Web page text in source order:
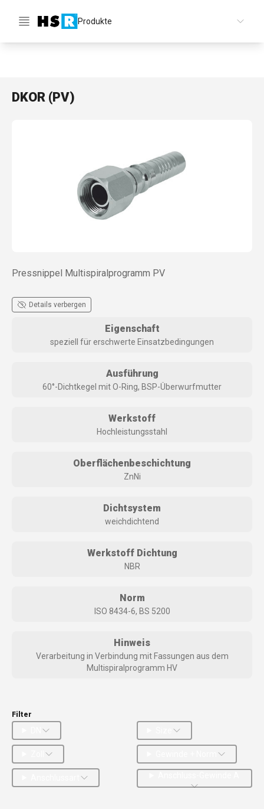
Produkte
DKOR (PV)
Pressnippel Multispiralprogramm PV
Details verbergen
Eigenschaft
speziell für erschwerte Einsatzbedingungen
Ausführung
60°-Dichtkegel mit O-Ring, BSP-Überwurfmutter
Werkstoff
Hochleistungsstahl
Oberflächenbeschichtung
ZnNi
Dichtsystem
weichdichtend
Werkstoff Dichtung
NBR
Norm
ISO 8434-6, BS 5200
Hinweis
Verarbeitung in Verbindung mit Fassungen aus dem
Multispiralprogramm HV
Filter